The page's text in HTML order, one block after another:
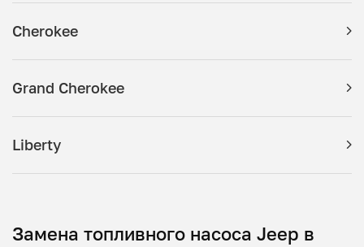
Cherokee
Grand Cherokee
Liberty
Замена топливного насоса Jeep в